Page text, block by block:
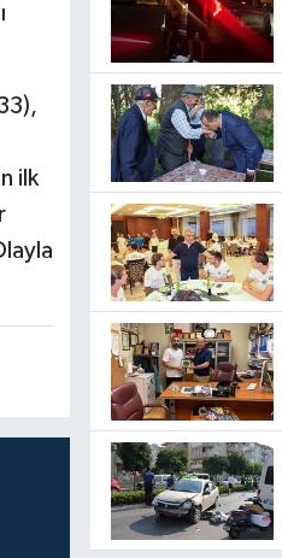
ilk